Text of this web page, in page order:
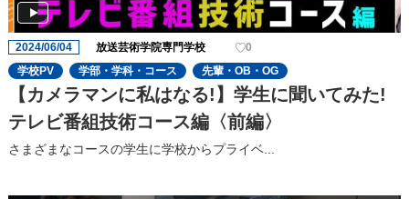
2024/06/04 放送芸術学院専門学校
0
学校PV
学部・学科・コース 先輩・OB・OG
【カメラマンに私はなる!】学生に聞いてみた!
テレビ番組技術コース編〈前編〉
さまざまなコースの学生に学校からプライベ...